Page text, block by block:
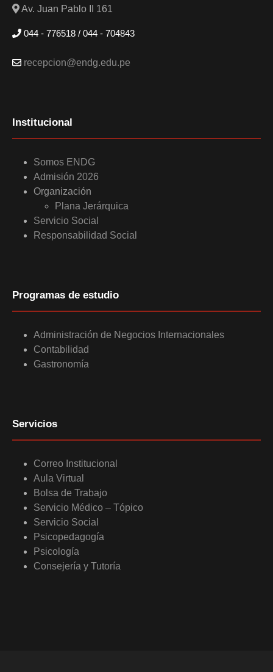
Av. Juan Pablo II 161
044 - 776518 / 044 - 704843
recepcion@endg.edu.pe
Institucional
Somos ENDG
Admisión 2026
Organización
Plana Jerárquica
Servicio Social
Responsabilidad Social
Programas de estudio
Administración de Negocios Internacionales
Contabilidad
Gastronomía
Servicios
Correo Institucional
Aula Virtual
Bolsa de Trabajo
Servicio Médico – Tópico
Servicio Social
Psicopedagogía
Psicología
Consejería y Tutoría